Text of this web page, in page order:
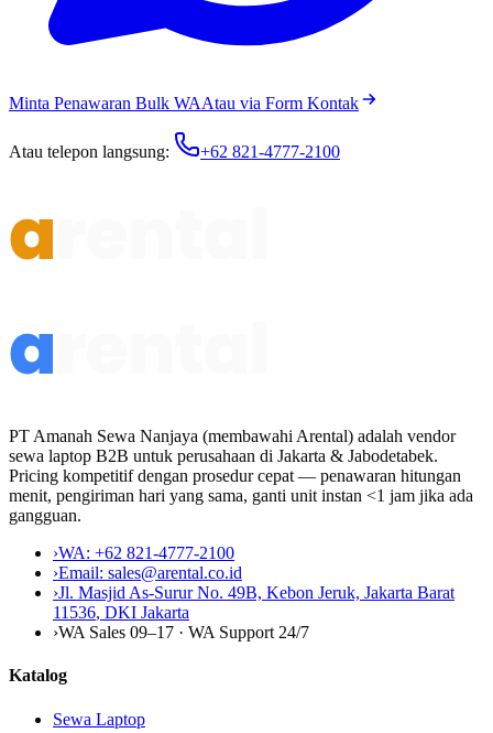
Minta Penawaran Bulk WAAtau via Form Kontak
Atau telepon langsung: +62 821-4777-2100
PT Amanah Sewa Nanjaya (membawahi Arental) adalah vendor
sewa laptop B2B untuk perusahaan di Jakarta & Jabodetabek.
Pricing kompetitif dengan prosedur cepat — penawaran hitungan
menit, pengiriman hari yang sama, ganti unit instan <1 jam jika ada
gangguan.
›WA: +62 821-4777-2100
›Email: sales@arental.co.id
›Jl. Masjid As-Surur No. 49B, Kebon Jeruk, Jakarta Barat
11536, DKI Jakarta
›WA Sales 09–17 · WA Support 24/7
Katalog
Sewa Laptop